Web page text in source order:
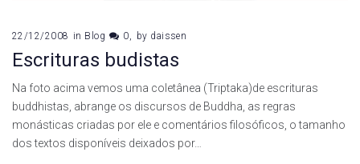
22/12/2008 in Blog 0 by daissen
Escrituras budistas
Na foto acima vemos uma coletânea (Triptaka)de escrituras
buddhistas, abrange os discursos de Buddha, as regras
monásticas criadas por ele e comentários filosóficos, o tamanho
dos textos disponíveis deixados por…